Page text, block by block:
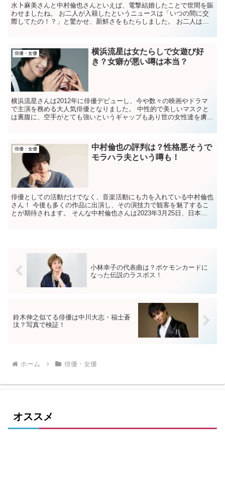
水卜麻美さんと中村倫也さんといえば、電撃結婚したことで世間を賑
わせましたね。 お二人が入籍したというニュースは「いつの間に交
際してたの！？」と驚かせ、新鮮さをもたらしました。 お二人は
俳優・女優
横浜流星は女たらしで女遊び好
き？女癖が悪い噂は本当？
横浜流星さんは2012年に俳優デビューし、今や数々の映画やドラマ
で主演を務める大人気俳優となりました。 中性的で美しいマスクと
は裏腹に、空手がとても強いというギャップもあり世の女性達を虜に
俳優・女優
中村倫也の評判は？性格悪そうで
モラハラ夫という噂も！
俳優としての活動だけでなく、音楽活動にも力を入れている中村倫也
さん！ 今後も多くの作品に出演し、その演技力で観客を魅了するこ
とが期待されます。 そんな中村倫也さんは2023年3月25日、日本テ
小林幸子の代表曲は？ポケモンカードに
なった伝説のラスボス！
鈴木伸之似てる俳優は中川大志・福士蒼
汰？写真で検証！
ホーム 俳優・女優
オススメ